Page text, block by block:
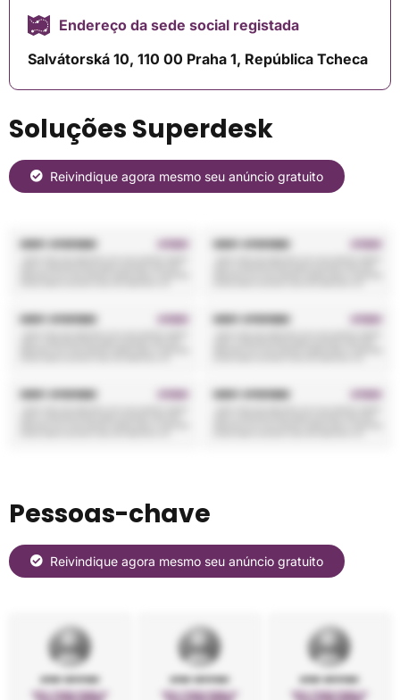
Endereço da sede social registada
Salvátorská 10, 110 00 Praha 1, República Tcheca
Soluções Superdesk
Reivindique agora mesmo seu anúncio gratuito
Pessoas-chave
Reivindique agora mesmo seu anúncio gratuito